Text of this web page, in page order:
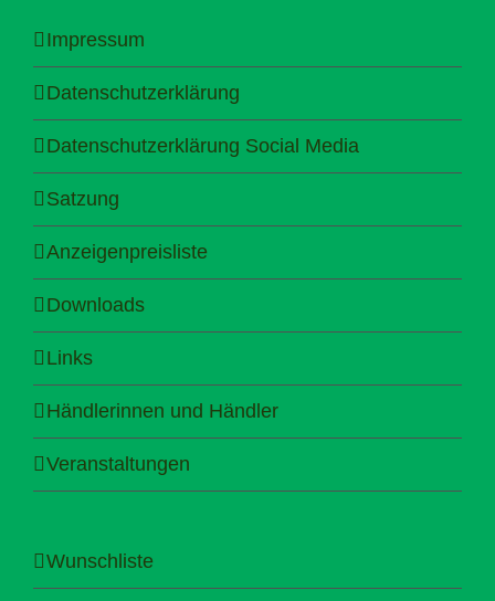
Impressum
Datenschutzerklärung
Datenschutzerklärung Social Media
Satzung
Anzeigenpreisliste
Downloads
Links
Händlerinnen und Händler
Veranstaltungen
Wunschliste